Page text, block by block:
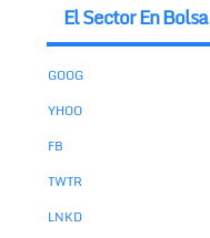
El Sector En Bolsa
GOOG
YHOO
FB
TWTR
LNKD